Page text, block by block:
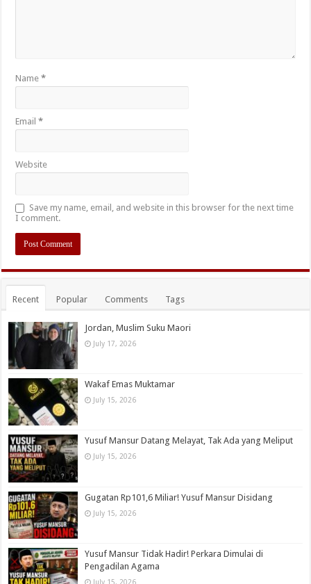
Name*
Email*
Website
Save my name, email, and website in this browser for the next time
I comment.
Recent Popular Comments Tags
Jordan, Muslim Suku Maori
July 17, 2026
Wakaf Emas Muktamar
July 15, 2026
Yusuf Mansur Datang Melayat, Tak Ada yang Meliput
July 15, 2026
Gugatan Rp101,6 Miliar! Yusuf Mansur Disidang
July 15, 2026
Yusuf Mansur Tidak Hadir! Perkara Dimulai di
Pengadilan Agama
July 15, 2026